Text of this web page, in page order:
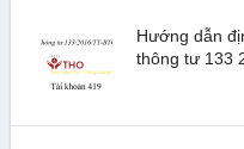
Hướng dẫn
thông tư 133